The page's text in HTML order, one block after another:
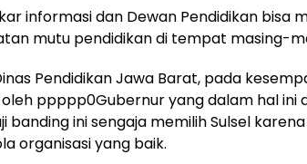
informasi dan Dewan Pendidikan bisa
mutu pendidikan di tempat masing-
Pendidikan Jawa Barat, pada
ppppp0Gubernur yang dalam hal ini
banding ini sengaja memilih Sulsel
organisasi yang baik.